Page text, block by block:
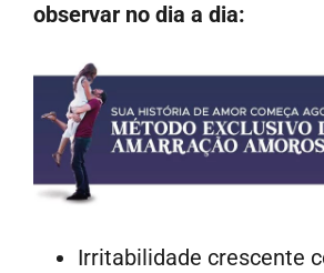
observar no dia a dia:
Irritabilidade crescente